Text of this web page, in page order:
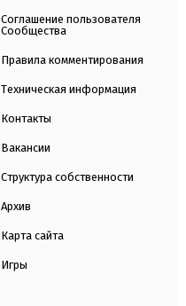
Соглашение пользователя
Сообщества
Правила комментирования
Техническая информация
Контакты
Вакансии
Структура собственности
Архив
Карта сайта
Игры